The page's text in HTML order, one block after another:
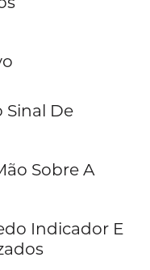
Sinal De
Sobre A
Indicador E